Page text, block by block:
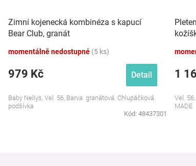
Zimní kojenecká kombinéza s kapucí
Bear Club, granát
momentálně nedostupné (5 ks)
979 Kč Detail
Baby Nellys, Vel. 56, Barva: granátová. Chlupáčková
podšívka
Kód: 48437301
1
Vel.
MADE